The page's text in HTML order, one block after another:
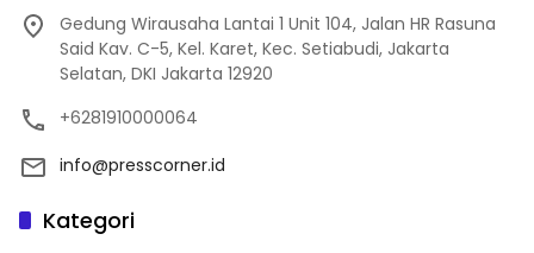
Gedung Wirausaha Lantai 1 Unit 104, Jalan HR Rasuna
Said Kav. C-5, Kel. Karet, Kec. Setiabudi, Jakarta
Selatan, DKI Jakarta 12920
+6281910000064
info@presscorner.id
Kategori